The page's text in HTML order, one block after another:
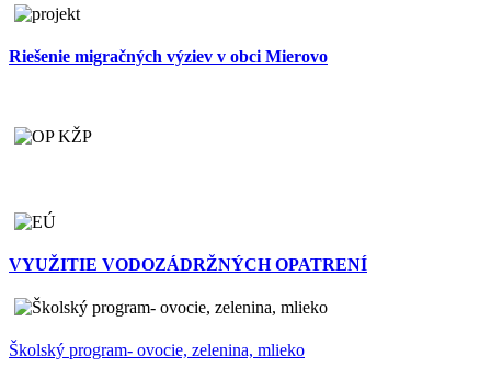
Riešenie migračných výziev v obci Mierovo
VYUŽITIE VODOZÁDRŽNÝCH OPATRENÍ
Školský program- ovocie, zelenina, mlieko